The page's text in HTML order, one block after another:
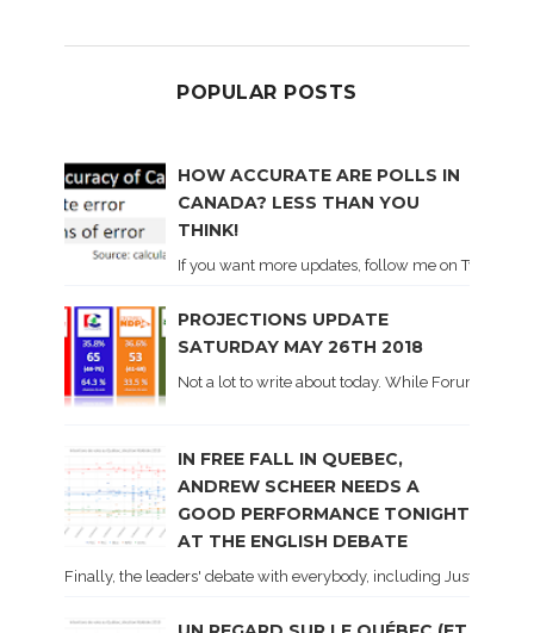
POPULAR POSTS
HOW ACCURATE ARE POLLS IN
CANADA? LESS THAN YOU
THINK!
If you want more updates, follow me on Twitter .
PROJECTIONS UPDATE
SATURDAY MAY 26TH 2018
Not a lot to write about today. While Forum did
IN FREE FALL IN QUEBEC,
ANDREW SCHEER NEEDS A
GOOD PERFORMANCE TONIGHT
AT THE ENGLISH DEBATE
Finally, the leaders' debate with everybody, including Justin